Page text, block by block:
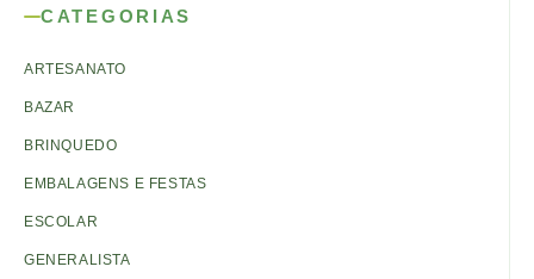
CATEGORIAS
ARTESANATO
BAZAR
BRINQUEDO
EMBALAGENS E FESTAS
ESCOLAR
GENERALISTA